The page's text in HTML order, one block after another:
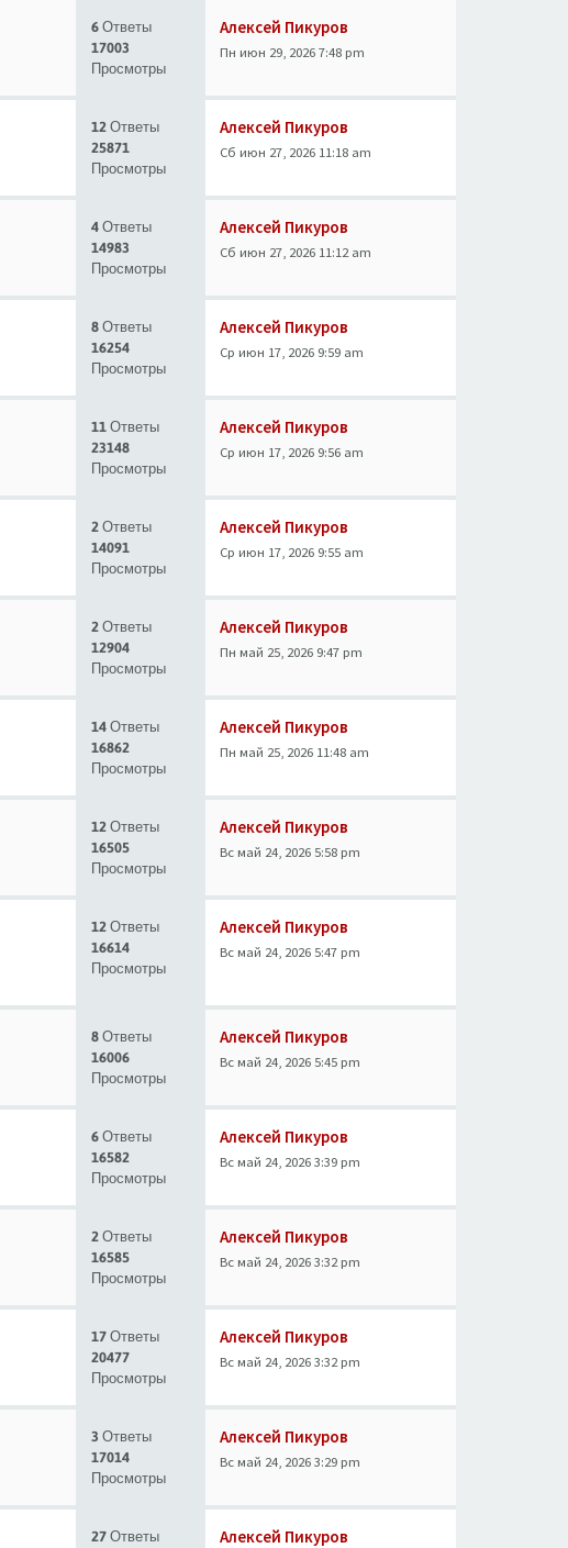
6 Ответы
17003
Просмотры
Алексей Пикуров
Пн июн 29, 2026 7:48 pm
12 Ответы
25871
Просмотры
Алексей Пикуров
Сб июн 27, 2026 11:18 am
4 Ответы
14983
Просмотры
Алексей Пикуров
Сб июн 27, 2026 11:12 am
8 Ответы
16254
Просмотры
Алексей Пикуров
Ср июн 17, 2026 9:59 am
11 Ответы
23148
Просмотры
Алексей Пикуров
Ср июн 17, 2026 9:56 am
2 Ответы
14091
Просмотры
Алексей Пикуров
Ср июн 17, 2026 9:55 am
2 Ответы
12904
Просмотры
Алексей Пикуров
Пн май 25, 2026 9:47 pm
14 Ответы
16862
Просмотры
Алексей Пикуров
Пн май 25, 2026 11:48 am
12 Ответы
16505
Просмотры
Алексей Пикуров
Вс май 24, 2026 5:58 pm
12 Ответы
16614
Просмотры
Алексей Пикуров
Вс май 24, 2026 5:47 pm
8 Ответы
16006
Просмотры
Алексей Пикуров
Вс май 24, 2026 5:45 pm
6 Ответы
16582
Просмотры
Алексей Пикуров
Вс май 24, 2026 3:39 pm
2 Ответы
16585
Просмотры
Алексей Пикуров
Вс май 24, 2026 3:32 pm
17 Ответы
20477
Просмотры
Алексей Пикуров
Вс май 24, 2026 3:32 pm
3 Ответы
17014
Просмотры
Алексей Пикуров
Вс май 24, 2026 3:29 pm
27 Ответы
Алексей Пикуров